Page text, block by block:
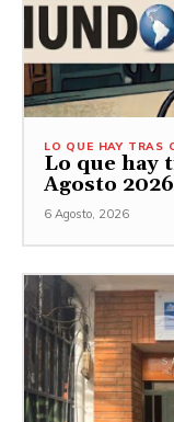
LO QUE HAY TRAS
Lo que hay
Agosto 2026
6 Agosto, 2026